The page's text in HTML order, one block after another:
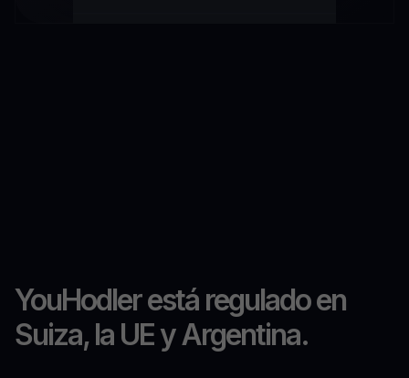
YouHodler está regulado en
Suiza, la UE y Argentina.